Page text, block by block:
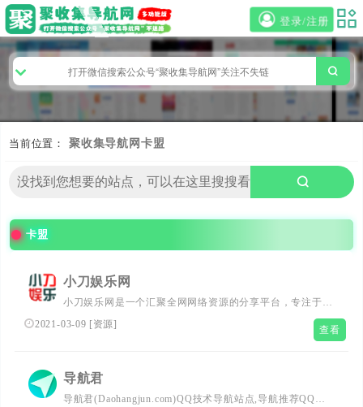
登录/注册
当前位置： 聚收集导航网 卡盟
卡盟
小刀娱乐网
小刀娱乐网是一个汇聚全网网络资源的分享平台，专注于提
供新软件、线报活动及技术教程。在这里，您将发现丰富的
资源，学习实用的技术，参与有趣的线报活动，享受一站式
2021-03-09 [资源] 查看
导航君
导航君(Daohangjun.com)QQ技术导航站点,导航推荐QQ活